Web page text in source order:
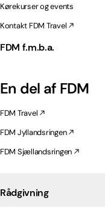
Kørekurser og events
Kontakt FDM Travel
FDM f.m.b.a.
En del af FDM
FDM Travel
FDM Jyllandsringen
FDM Sjællandsringen
Rådgivning